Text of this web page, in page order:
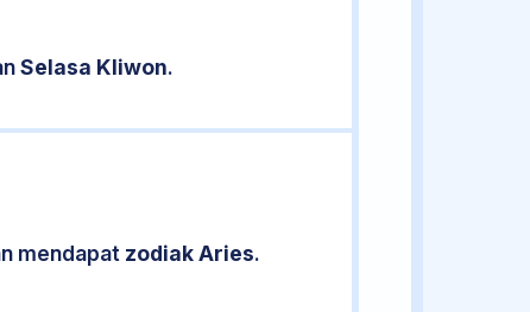
Selasa Kliwon.
mendapat zodiak Aries.